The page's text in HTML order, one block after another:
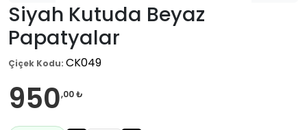
Siyah Kutuda Beyaz
Papatyalar
Çiçek Kodu: CK049
950,00 ₺